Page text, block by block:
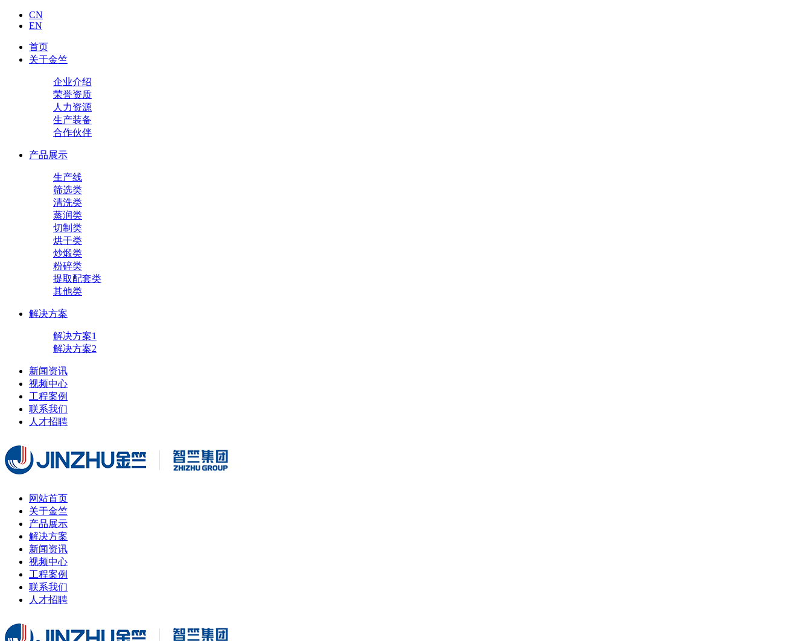
CN
EN
首页
关于金竺
企业介绍
荣誉资质
人力资源
生产装备
合作伙伴
产品展示
生产线
筛选类
清洗类
蒸润类
切制类
烘干类
炒煅类
粉碎类
提取配套类
其他类
解决方案
解决方案1
解决方案2
新闻资讯
视频中心
工程案例
联系我们
人才招聘
网站首页
关于金竺
产品展示
解决方案
新闻资讯
视频中心
工程案例
联系我们
人才招聘